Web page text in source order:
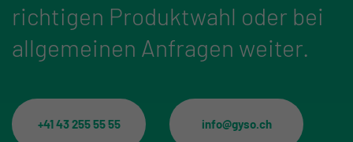
richtigen Produktwahl oder bei
allgemeinen Anfragen weiter.
+41 43 255 55 55 info@gyso.ch